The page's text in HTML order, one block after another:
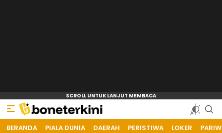
Bone Terkini
Referensi Informasi Terkini
BERANDA PIALA DUNIA DAERAH PERISTIWA LOKER